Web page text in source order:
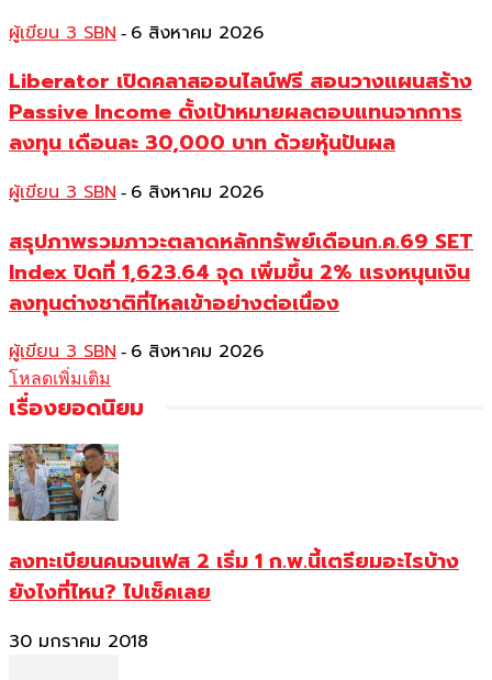
ผู้เขียน 3 SBN - 6 สิงหาคม 2026
Liberator เปิดคลาสออนไลน์ฟรี สอนวางแผนสร้าง
Passive Income ตั้งเป้าหมายผลตอบแทนจากการ
ลงทุน เดือนละ 30,000 บาท ด้วยหุ้นปันผล
ผู้เขียน 3 SBN - 6 สิงหาคม 2026
สรุปภาพรวมภาวะตลาดหลักทรัพย์เดือนก.ค.69 SET
Index ปิดที่ 1,623.64 จุด เพิ่มขึ้น 2% แรงหนุนเงิน
ลงทุนต่างชาติที่ไหลเข้าอย่างต่อเนื่อง
ผู้เขียน 3 SBN - 6 สิงหาคม 2026
โหลดเพิ่มเติม
เรื่องยอดนิยม
ลงทะเบียนคนจนเฟส 2 เริ่ม 1 ก.พ.นี้เตรียมอะไรบ้าง
ยังไงที่ไหน? ไปเช็คเลย
30 มกราคม 2018